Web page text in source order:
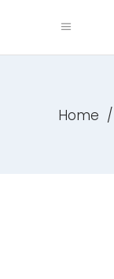
Home /